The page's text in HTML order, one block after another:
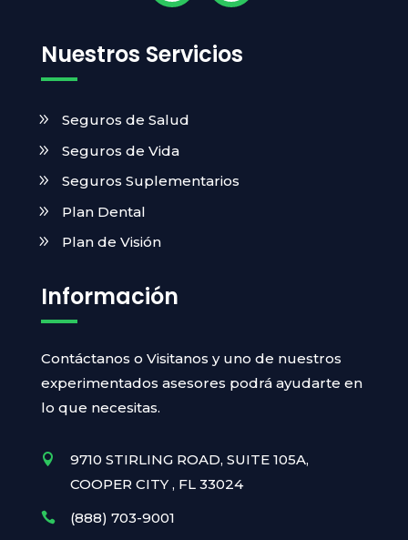
Nuestros Servicios
Seguros de Salud
Seguros de Vida
Seguros Suplementarios
Plan Dental
Plan de Visión
Información
Contáctanos o Visitanos y uno de nuestros
experimentados asesores podrá ayudarte en
lo que necesitas.

9710 STIRLING ROAD, SUITE 105A,
COOPER CITY , FL 33024
 (888) 703-9001